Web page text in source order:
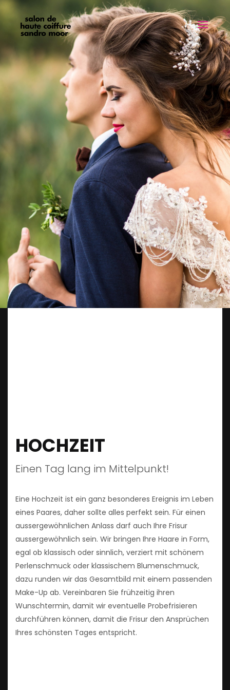
HOCHZEIT
Einen Tag lang im Mittelpunkt!
Eine Hochzeit ist ein ganz besonderes Ereignis im Leben
eines Paares, daher sollte alles perfekt sein. Für einen
aussergewöhnlichen Anlass darf auch Ihre Frisur
aussergewöhnlich sein. Wir bringen Ihre Haare in Form,
egal ob klassisch oder sinnlich, verziert mit schönem
Perlenschmuck oder klassischem Blumenschmuck,
dazu runden wir das Gesamtbild mit einem passenden
Make-Up ab. Vereinbaren Sie frühzeitig ihren
Wunschtermin, damit wir eventuelle Probefrisieren
durchführen können, damit die Frisur den Ansprüchen
Ihres schönsten Tages entspricht.